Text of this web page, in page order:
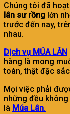
Chúng tôi đã
lân sư rồng lớn
trước đến nay,
nhau.
Dịch vụ MÚA LÂN
hàng là mong
toàn, thật đặc
Mọi việc phải
những đều
là Múa Lân.